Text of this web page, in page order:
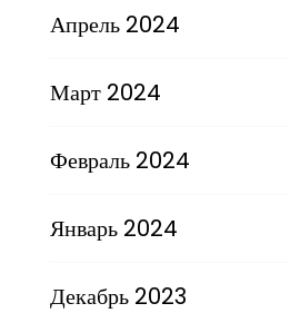
Апрель 2024
Март 2024
Февраль 2024
Январь 2024
Декабрь 2023